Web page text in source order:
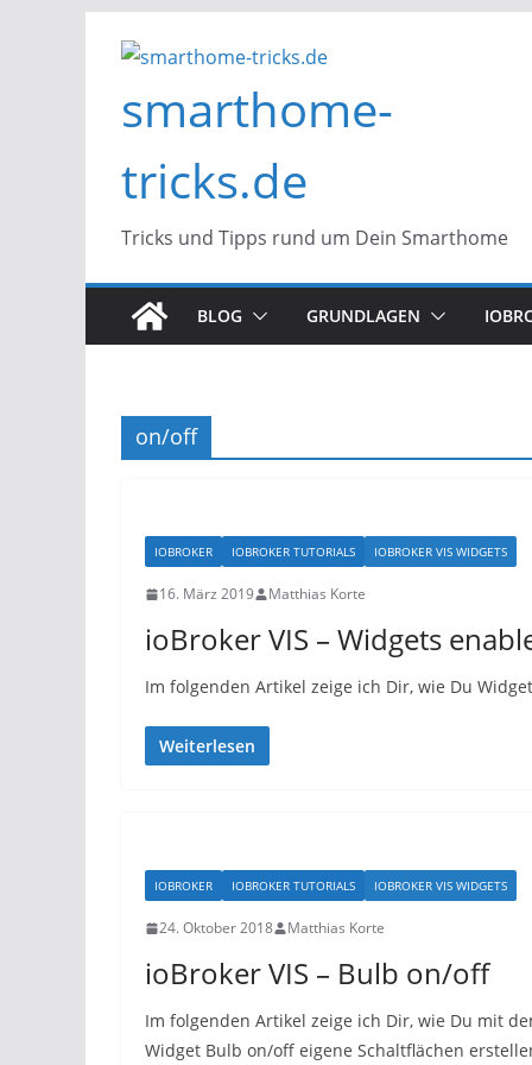
Inhalt
smarthome-
tricks.de
Tricks und Tipps rund um Dein Smarthome
BLOG GRUNDLAGEN
on/off
IOBROKER IOBROKER TUTORIALS IOBROKER VIS WIDGETS
16. März 2019 Matthias Korte
ioBroker VIS – Widgets
Im folgenden Artikel zeige ich Dir, wie Du
Weiterlesen
IOBROKER IOBROKER TUTORIALS IOBROKER VIS WIDGETS
24. Oktober 2018 Matthias Korte
ioBroker VIS – Bulb on/off
Im folgenden Artikel zeige ich Dir, wie Du mit
Widget Bulb on/off eigene Schaltflächen